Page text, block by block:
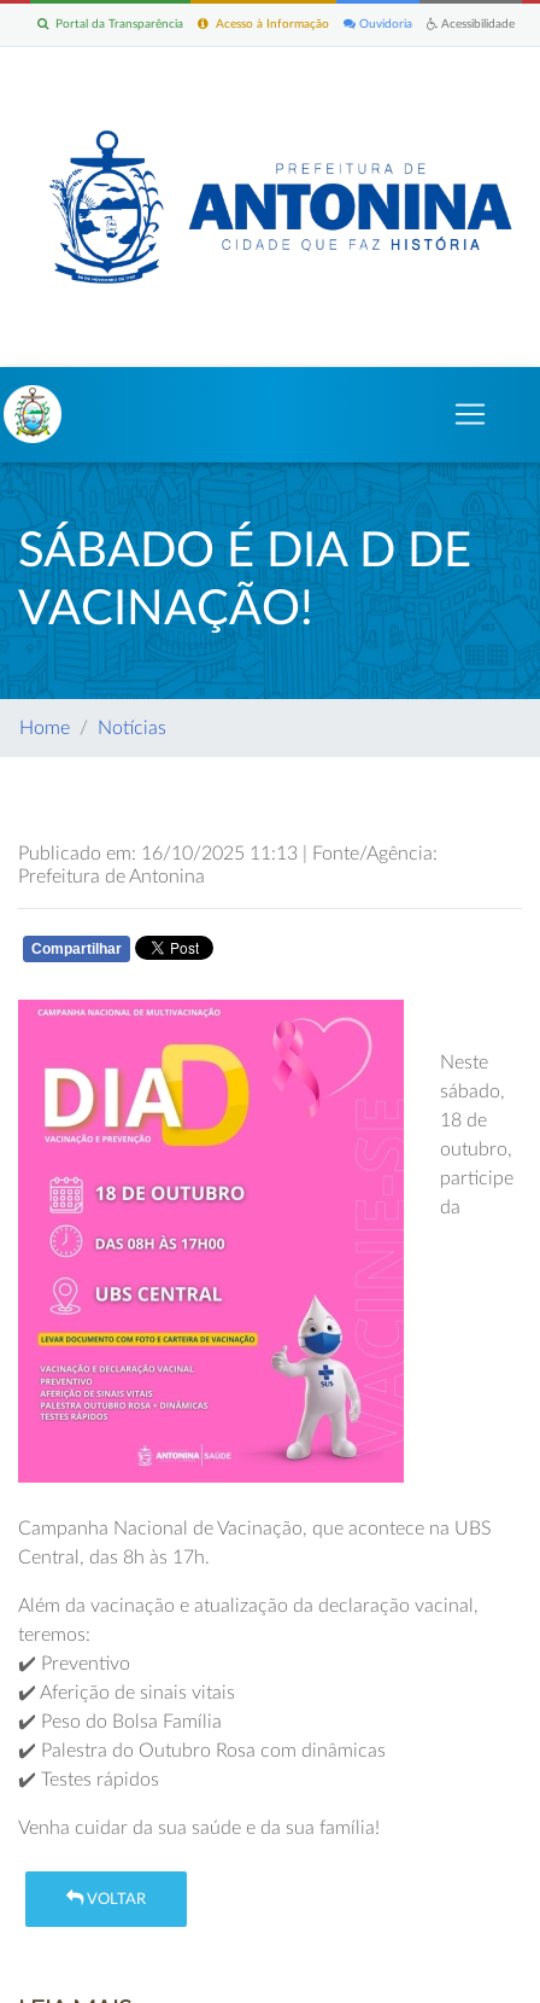
Acessibilidade
Ouvidoria
Acesso à Informação
Portal da Transparência
SÁBADO É DIA D DE
VACINAÇÃO!
Home Notícias
Publicado em: 16/10/2025 11:13 | Fonte/Agência:
Prefeitura de Antonina
Compartilhar
Neste
sábado,
18 de
outubro,
participe
da
Campanha Nacional de Vacinação, que acontece na UBS
Central, das 8h às 17h.
Além da vacinação e atualização da declaração vacinal,
teremos:
✔️ Preventivo
✔️ Aferição de sinais vitais
✔️ Peso do Bolsa Família
✔️ Palestra do Outubro Rosa com dinâmicas
✔️ Testes rápidos
Venha cuidar da sua saúde e da sua família!
VOLTAR